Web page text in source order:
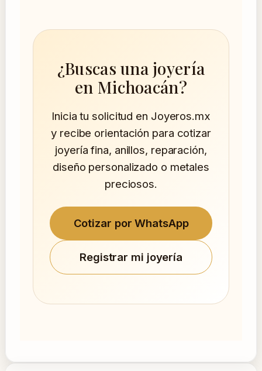
¿Buscas una joyería
en Michoacán?
Inicia tu solicitud en Joyeros.mx
y recibe orientación para cotizar
joyería fina, anillos, reparación,
diseño personalizado o metales
preciosos.
Cotizar por WhatsApp
Registrar mi joyería